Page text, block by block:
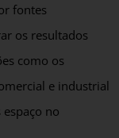
fontes
os resultados
como os
e industrial
espaço no